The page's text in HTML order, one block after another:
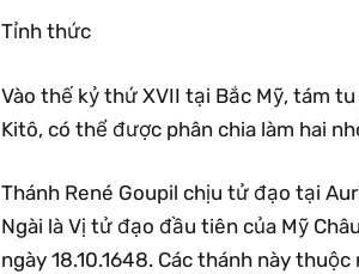
Tỉnh thức
Vào thế kỷ thứ XVII tại Bắc Mỹ, tám
Kitô, có thể được phân chia làm hai
Thánh René Goupil chịu tử đạo tại
Ngài là Vị tử đạo đầu tiên của Mỹ
ngày 18.10.1648. Các thánh này